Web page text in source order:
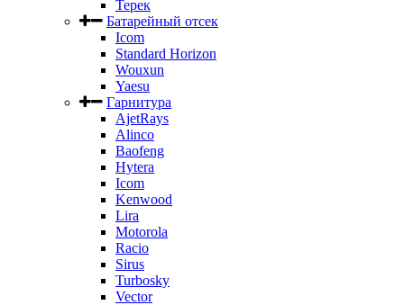
Терек
Батарейный отсек
Icom
Standard Horizon
Wouxun
Yaesu
Гарнитура
AjetRays
Alinco
Baofeng
Hytera
Icom
Kenwood
Lira
Motorola
Racio
Sirus
Turbosky
Vector